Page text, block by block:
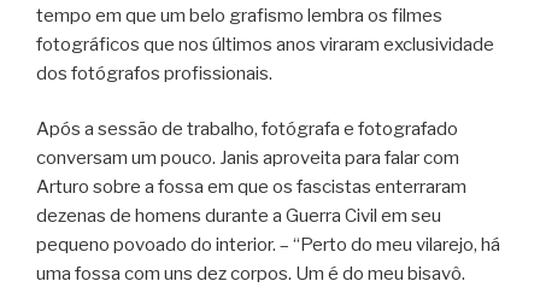
tempo em que um belo grafismo lembra os filmes
fotográficos que nos últimos anos viraram exclusividade
dos fotógrafos profissionais.
Após a sessão de trabalho, fotógrafa e fotografado
conversam um pouco. Janis aproveita para falar com
Arturo sobre a fossa em que os fascistas enterraram
dezenas de homens durante a Guerra Civil em seu
pequeno povoado do interior. – “Perto do meu vilarejo, há
uma fossa com uns dez corpos. Um é do meu bisavô.